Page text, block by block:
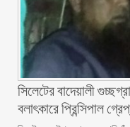
সিলেটের বাদেয়ালী
বলাৎকারে প্রিন্সিপাল